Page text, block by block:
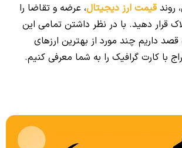
قیمت ارز دیجیتال، عرضه و تقاضا را
قرار دهید. با در نظر داشتن تمامی این
قصد داریم چند مورد از بهترین ارزهای
با کارت گرافیک را به شما معرفی کنیم.